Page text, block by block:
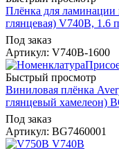
Плёнка для ламинации
глянцевая) V740B, 1.6
Под заказ
Артикул: V740B-1600
Быстрый просмотр
Виниловая плёнка
глянцевый хамелеон)
Под заказ
Артикул: BG7460001